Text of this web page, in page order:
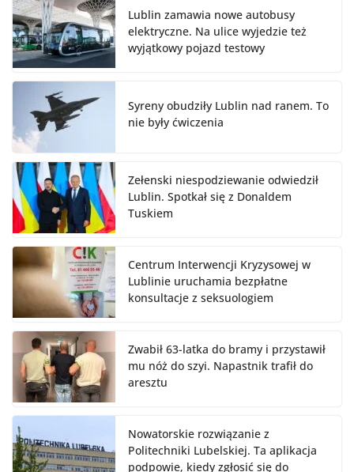
Lublin zamawia nowe autobusy
elektryczne. Na ulice wyjedzie też
wyjątkowy pojazd testowy
Syreny obudziły Lublin nad ranem. To
nie były ćwiczenia
Zełenski niespodziewanie odwiedził
Lublin. Spotkał się z Donaldem
Tuskiem
Centrum Interwencji Kryzysowej w
Lublinie uruchamia bezpłatne
konsultacje z seksuologiem
Zwabił 63-latka do bramy i przystawił
mu nóż do szyi. Napastnik trafił do
aresztu
Nowatorskie rozwiązanie z
Politechniki Lubelskiej. Ta aplikacja
podpowie, kiedy zgłosić się do